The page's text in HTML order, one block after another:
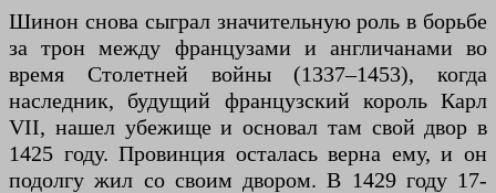
Шинон снова сыграл значительную роль в борьбе
за трон между французами и англичанами во
время Столетней войны (1337–1453), когда
наследник, будущий французский король Карл
VII, нашел убежище и основал там свой двор в
1425 году. Провинция осталась верна ему, и он
подолгу жил со своим двором. В 1429 году 17-